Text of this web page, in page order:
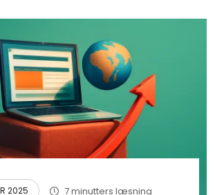
2025 7 minutters læsning